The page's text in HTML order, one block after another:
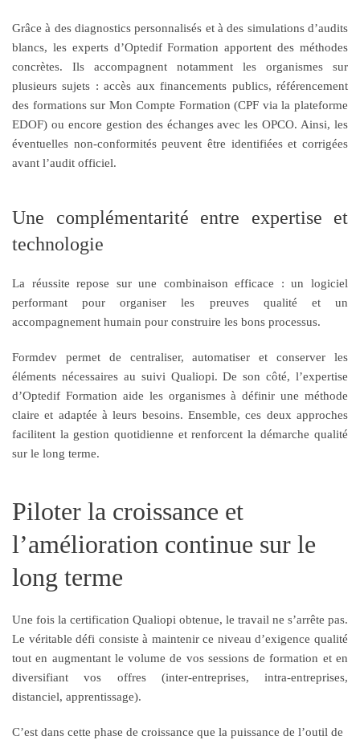
Grâce à des diagnostics personnalisés et à des simulations d’audits
blancs, les experts d’Optedif Formation apportent des méthodes
concrètes. Ils accompagnent notamment les organismes sur
plusieurs sujets : accès aux financements publics, référencement
des formations sur Mon Compte Formation (CPF via la plateforme
EDOF) ou encore gestion des échanges avec les OPCO. Ainsi, les
éventuelles non-conformités peuvent être identifiées et corrigées
avant l’audit officiel.
Une complémentarité entre expertise et
technologie
La réussite repose sur une combinaison efficace : un logiciel
performant pour organiser les preuves qualité et un
accompagnement humain pour construire les bons processus.
Formdev permet de centraliser, automatiser et conserver les
éléments nécessaires au suivi Qualiopi. De son côté, l’expertise
d’Optedif Formation aide les organismes à définir une méthode
claire et adaptée à leurs besoins. Ensemble, ces deux approches
facilitent la gestion quotidienne et renforcent la démarche qualité
sur le long terme.
Piloter la croissance et
l’amélioration continue sur le
long terme
Une fois la certification Qualiopi obtenue, le travail ne s’arrête pas.
Le véritable défi consiste à maintenir ce niveau d’exigence qualité
tout en augmentant le volume de vos sessions de formation et en
diversifiant vos offres (inter-entreprises, intra-entreprises,
distanciel, apprentissage).
C’est dans cette phase de croissance que la puissance de l’outil de